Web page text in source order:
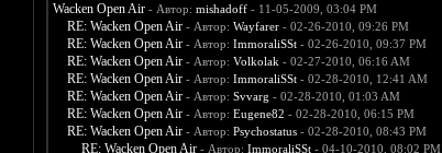
Wacken Open Air - Автор: mishadoff- 11-05-2009, 03:04 PM
RE: Wacken Open Air - Автор: Wayfarer- 02-26-2010, 09:26 PM
RE: Wacken Open Air - Автор: ImmoraliSSt- 02-26-2010, 09:37 PM
RE: Wacken Open Air - Автор: Volkolak - 02-27-2010, 06:16 AM
RE: Wacken Open Air - Автор: ImmoraliSSt- 02-28-2010, 12:41 AM
RE: Wacken Open Air - Автор: Svvarg - 02-28-2010, 01:03 AM
RE: Wacken Open Air - Автор: Eugene82 - 02-28-2010, 06:15 PM
RE: Wacken Open Air - Автор: Psychostatus- 02-28-2010, 08:43 PM
RE: Wacken Open Air - Автор: ImmoraliSSt- 04-10-2010, 08:02 PM